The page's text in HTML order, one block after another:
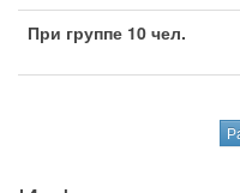
При группе 10 чел.